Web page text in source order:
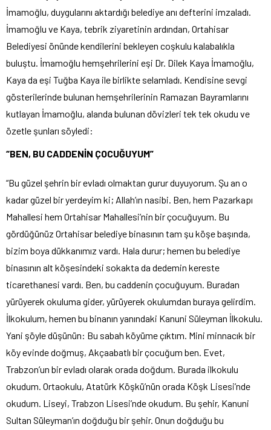
İmamoğlu, duygularını aktardığı belediye anı defterini imzaladı.
İmamoğlu ve Kaya, tebrik ziyaretinin ardından, Ortahisar
Belediyesi önünde kendilerini bekleyen coşkulu kalabalıkla
buluştu. İmamoğlu hemşehrilerini eşi Dr. Dilek Kaya İmamoğlu,
Kaya da eşi Tuğba Kaya ile birlikte selamladı. Kendisine sevgi
gösterilerinde bulunan hemşehrilerinin Ramazan Bayramlarını
kutlayan İmamoğlu, alanda bulunan dövizleri tek tek okudu ve
özetle şunları söyledi:
“BEN, BU CADDENİN ÇOCUĞUYUM”
“Bu güzel şehrin bir evladı olmaktan gurur duyuyorum. Şu an o
kadar güzel bir yerdeyim ki; Allah’ın nasibi. Ben, hem Pazarkapı
Mahallesi hem Ortahisar Mahallesi’nin bir çocuğuyum. Bu
gördüğünüz Ortahisar belediye binasının tam şu köşe başında,
bizim boya dükkanımız vardı. Hala durur; hemen bu belediye
binasının alt köşesindeki sokakta da dedemin kereste
ticarethanesi vardı. Ben, bu caddenin çocuğuyum. Buradan
yürüyerek okuluma gider, yürüyerek okulumdan buraya gelirdim.
İlkokulum, hemen bu binanın yanındaki Kanuni Süleyman İlkokulu.
Yani şöyle düşünün: Bu sabah köyüme çıktım. Mini minnacık bir
köy evinde doğmuş, Akçaabatlı bir çocuğum ben. Evet,
Trabzon’un bir evladı olarak orada doğdum. Burada ilkokulu
okudum. Ortaokulu, Atatürk Köşkü’nün orada Köşk Lisesi’nde
okudum. Liseyi, Trabzon Lisesi’nde okudum. Bu şehir, Kanuni
Sultan Süleyman’ın doğduğu bir şehir. Onun doğduğu bu